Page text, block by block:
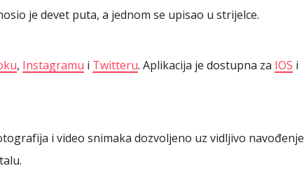
je devet puta, a jednom se upisao u strijelce.
, Instagramu i Twitteru. Aplikacija je dostupna za IOS i
i video snimaka dozvoljeno uz vidljivo navođenje